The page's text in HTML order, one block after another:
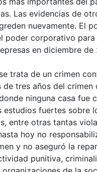
Las evidencias de
nuevamente. El
poder corporativo
en diciembre de
trata de un crimen
tres años del
ninguna casa fue
fuertes sobre
entre otras tantas
hoy no
y no aseguró la
punitiva,